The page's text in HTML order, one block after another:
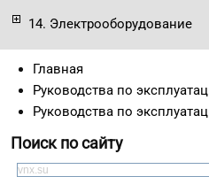
14. Электрооборудование
Главная
Руководства по
Руководства по
Поиск по сайту